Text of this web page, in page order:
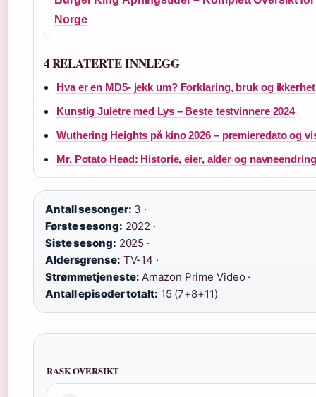
Norge
4 RELATERTE INNLEGG
Hva er en MD5- jekk um? Forklaring, bruk og ikkerhet
Kunstig Juletre med Lys – Beste testvinnere 2024
Wuthering Heights på kino 2026 – premieredato og
Mr. Potato Head: Historie, eier, alder og navneendring
Antall sesonger: 3 ·
Første sesong: 2022 ·
Siste sesong: 2025 ·
Aldersgrense: TV-14 ·
Strømmetjeneste: Amazon Prime Video ·
Antall episoder totalt: 15 (7+8+11)
RASK OVERSIKT